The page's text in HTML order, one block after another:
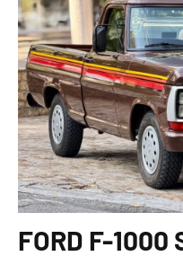
FORD F-1000